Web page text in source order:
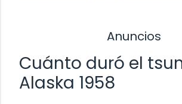
Anuncios
Cuánto duró el
Alaska 1958